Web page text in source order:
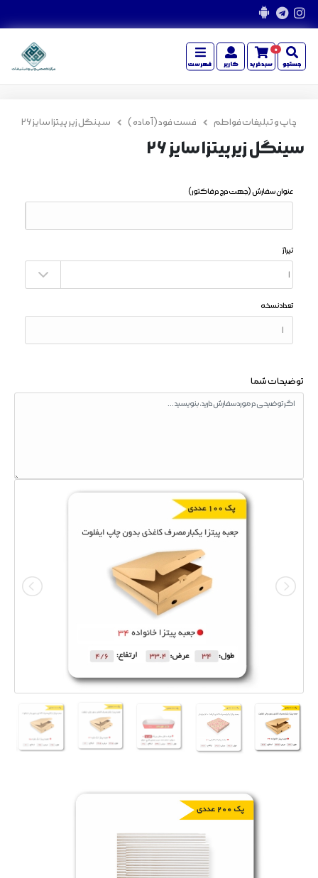
جستجو سبدخرید
0
کاربر
فهرست
چاپ و تبلیغات فواطم فست فود ( آماده ) سینگل زیر پیتزا سایز 26
سینگل زیر پیتزا سایز 26
عنوان سفارش(جهت درج در فاکتور)
تیراژ
تعداد نسخه
توضیحات شما